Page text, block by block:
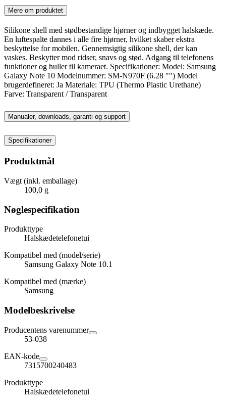
Mere om produktet
Silikone shell med stødbestandige hjørner og indbygget halskæde.
En luftespalte dannes i alle fire hjørner, hvilket skaber ekstra
beskyttelse for mobilen. Gennemsigtig silikone shell, der kan
vaskes. Beskytter mod ridser, snavs og stød. Adgang til telefonens
funktioner og huller til kameraet. Specifikationer: Model: Samsung
Galaxy Note 10 Modelnummer: SM-N970F (6.28 "") Model
brugerdefineret: Ja Materiale: TPU (Thermo Plastic Urethane)
Farve: Transparent / Transparent
Manualer, downloads, garanti og support
Specifikationer
Produktmål
Vægt (inkl. emballage)
100,0 g
Nøglespecifikation
Produkttype
Halskædetelefonetui
Kompatibel med (model/serie)
Samsung Galaxy Note 10.1
Kompatibel med (mærke)
Samsung
Modelbeskrivelse
Producentens varenummer
53-038
EAN-kode
7315700240483
Produkttype
Halskædetelefonetui